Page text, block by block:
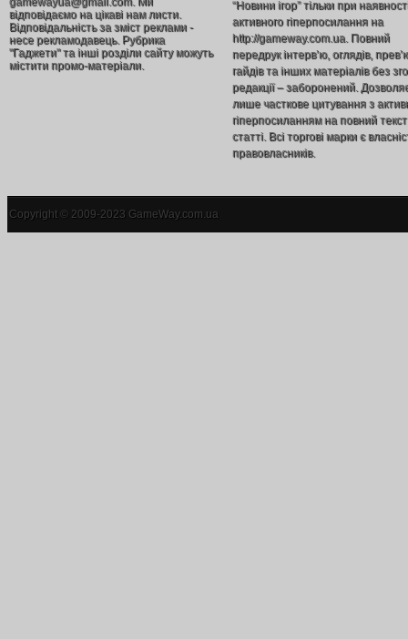
відповідаємо на цікаві нам листи.
Відповідальність за зміст реклами -
несе рекламодавець. Рубрика
"Гаджети" та інші розділи сайту можуть
містити промо-матеріали.
“Новини ігор” тільки при
активного гіперпосилання на
http://gameway.com.ua. Повний
передрук інтерв’ю, оглядів,
гайдів та інших матеріалів без
редакції – заборонений.
лише часткове цитування з
гіперпосиланням на повний текст
статті. Всі торгові марки є
правовласників.
Copyright © 2009-2023 GameWay.com.ua